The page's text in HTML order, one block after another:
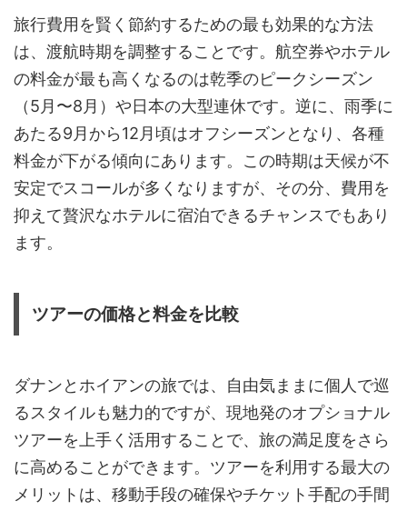
旅行費用を賢く節約するための最も効果的な方法
は、渡航時期を調整することです。航空券やホテル
の料金が最も高くなるのは乾季のピークシーズン
（5月〜8月）や日本の大型連休です。逆に、雨季に
あたる9月から12月頃はオフシーズンとなり、各種
料金が下がる傾向にあります。この時期は天候が不
安定でスコールが多くなりますが、その分、費用を
抑えて贅沢なホテルに宿泊できるチャンスでもあり
ます。
ツアーの価格と料金を比較
ダナンとホイアンの旅では、自由気ままに個人で巡
るスタイルも魅力的ですが、現地発のオプショナル
ツアーを上手く活用することで、旅の満足度をさら
に高めることができます。ツアーを利用する最大の
メリットは、移動手段の確保やチケット手配の手間